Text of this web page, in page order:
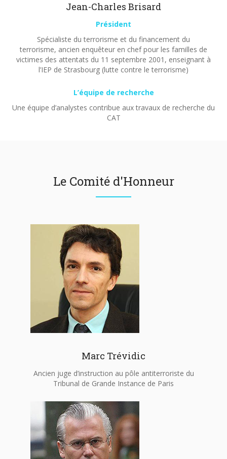
Jean-Charles Brisard
Président
Spécialiste du terrorisme et du financement du
terrorisme, ancien enquêteur en chef pour les familles de
victimes des attentats du 11 septembre 2001, enseignant à
l’IEP de Strasbourg (lutte contre le terrorisme)
L’équipe de recherche
Une équipe d’analystes contribue aux travaux de recherche du
CAT
Le Comité d'Honneur
Marc Trévidic
Ancien juge d’instruction au pôle antiterroriste du
Tribunal de Grande Instance de Paris